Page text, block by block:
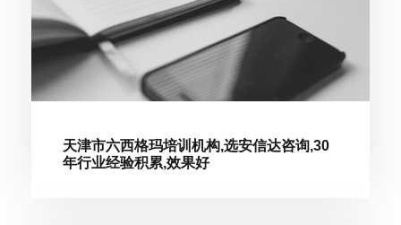
天津市六西格玛培训机构,选安信达咨询,30
年行业经验积累,效果好